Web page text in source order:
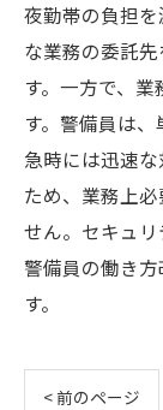
夜勤帯の負担
な業務の委託
す。一方で、
す。警備員は
急時には迅速
ため、業務上
せん。セキュリ
警備員の働き
す。
< 前のページ